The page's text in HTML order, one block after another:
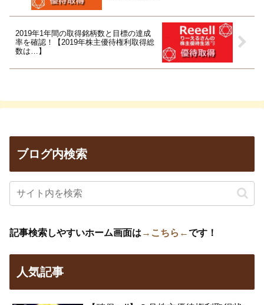
2019年1年間の取得銘柄数と目標の達成
率を確認！【2019年株主優待権利取得総
数は…】
ブログ内検索
記事検索しやすいホーム画面は →こちら←です！
人気記事